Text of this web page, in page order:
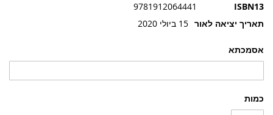
אסמכתא
כמות
ISBN13
9781912064441
תאריך יציאה לאור 15 ביולי 2020